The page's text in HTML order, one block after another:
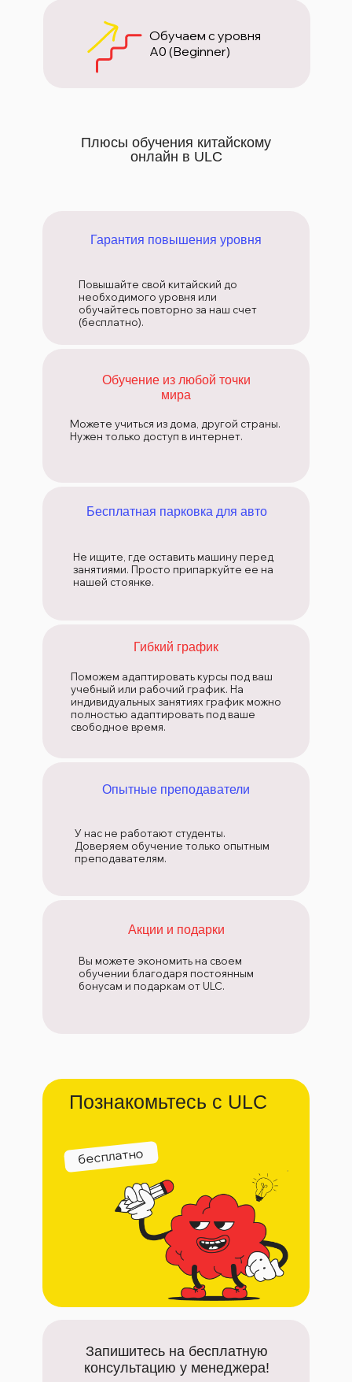
Обучаем с уровня
A0 (Beginner)
Плюсы обучения китайскому
онлайн в ULC
Повышайте свой китайский до
необходимого уровня или
обучайтесь повторно за наш счет
(бесплатно).
Гарантия повышения уровня
Не ищите, где оставить машину перед
занятиями. Просто припаркуйте ее на
нашей стоянке.
Бесплатная парковка для авто
Поможем адаптировать курсы под ваш
учебный или рабочий график. На
индивидуальных занятиях график можно
полностью адаптировать под ваше
свободное время.
Гибкий график
У нас не работают студенты.
Доверяем обучение только опытным
преподавателям.
Опытные преподаватели
Вы можете экономить на своем
обучении благодаря постоянным
бонусам и подаркам от ULC.
Акции и подарки
Можете учиться из дома, другой страны.
Нужен только доступ в интернет.
Обучение из любой точки
мира
Запишитесь на бесплатную
консультацию у менеджера!
Познакомьтесь с ULC
бесплатно